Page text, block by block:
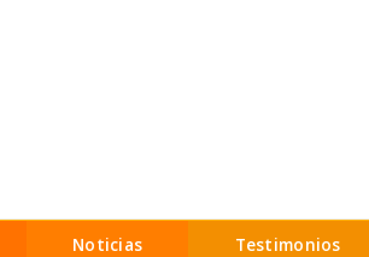
Noticias Testimonios